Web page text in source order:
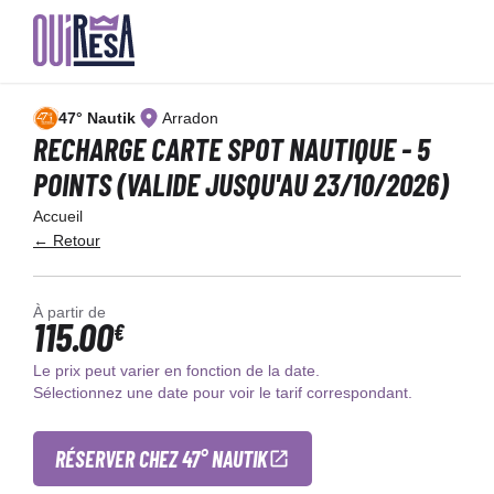
contenu
principal
47° Nautik Arradon
RECHARGE CARTE SPOT NAUTIQUE - 5
POINTS (VALIDE JUSQU'AU 23/10/2026)
Accueil
← Retour
À partir de
115.00€
Le prix peut varier en fonction de la date.
Sélectionnez une date pour voir le tarif correspondant.
RÉSERVER CHEZ 47° NAUTIK